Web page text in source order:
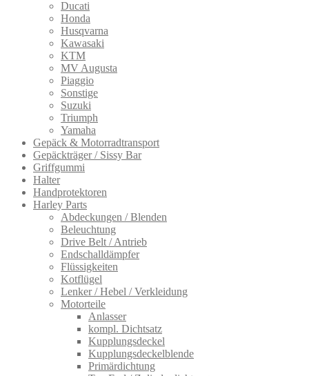
Ducati
Honda
Husqvarna
Kawasaki
KTM
MV Augusta
Piaggio
Sonstige
Suzuki
Triumph
Yamaha
Gepäck & Motorradtransport
Gepäckträger / Sissy Bar
Griffgummi
Halter
Handprotektoren
Harley Parts
Abdeckungen / Blenden
Beleuchtung
Drive Belt / Antrieb
Endschalldämpfer
Flüssigkeiten
Kotflügel
Lenker / Hebel / Verkleidung
Motorteile
Anlasser
kompl. Dichtsatz
Kupplungsdeckel
Kupplungsdeckelblende
Primärdichtung